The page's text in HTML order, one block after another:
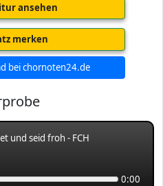
ansehen
merken
bei chornoten24.de
und seid froh - FCH
0:00